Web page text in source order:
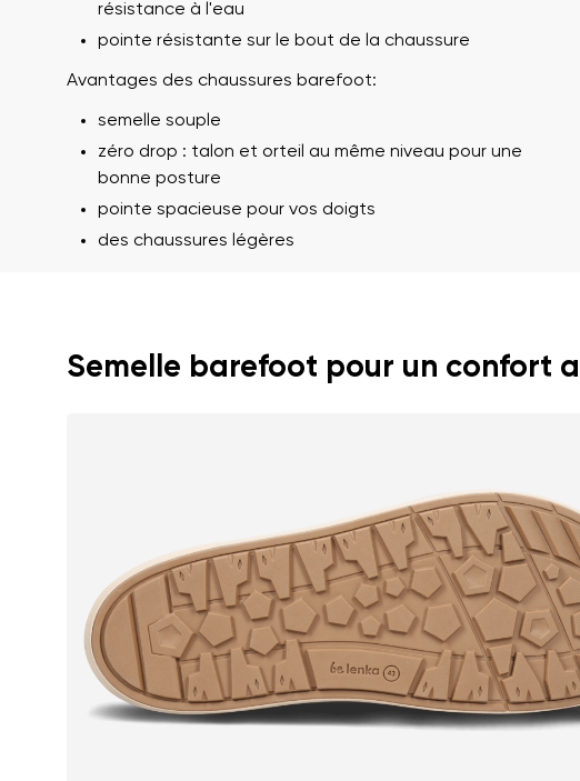
résistance à l'eau
pointe résistante sur le bout de la chaussure
Avantages des chaussures barefoot:
semelle souple
zéro drop : talon et orteil au même niveau pour une
bonne posture
pointe spacieuse pour vos doigts
des chaussures légères
Semelle barefoot pour un confort
Variante
Question
J'accepte qu'on traite